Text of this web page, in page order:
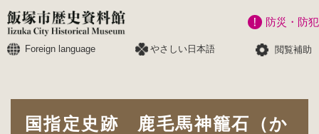
ー
ジ
の
メニューを飛ばして本文へ
Foreign language やさしい日本語 閲覧補助
防災・防犯
国指定史跡 鹿毛馬神籠石（か